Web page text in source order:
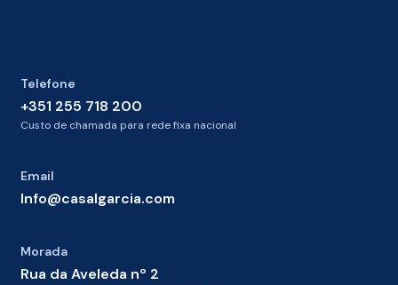
Telefone
+351 255 718 200
Custo de chamada para rede fixa nacional
Email
Info@casalgarcia.com
Morada
Rua da Aveleda nº 2